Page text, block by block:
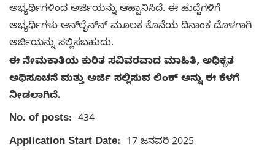
ಅಭ್ಯರ್ಥಿಗಳಿಂದ ಅರ್ಜಿಯನ್ನು ಆಹ್ವಾನಿಸಿದೆ. ಈ ಹುದ್ದೆಗಳಿಗೆ
ಅಭ್ಯರ್ಥಿಗಳು ಆನ್‌ಲೈನ್‌ನ್ ಮೂಲಕ ಕೊನೆಯ ದಿನಾಂಕ ದೊಳಗಾಗಿ
ಅರ್ಜಿಯನ್ನು ಸಲ್ಲಿಸಬಹುದು.
ಈ ನೇಮಕಾತಿಯ ಕುರಿತ ಸವಿವರವಾದ ಮಾಹಿತಿ, ಅಧಿಕೃತ
ಅಧಿಸೂಚನೆ ಮತ್ತು ಅರ್ಜಿ ಸಲ್ಲಿಸುವ ಲಿಂಕ್ ಅನ್ನು ಈ ಕೆಳಗೆ
ನೀಡಲಾಗಿದೆ.
No. of posts: 434
Application Start Date: 17 ಜನವರಿ 2025